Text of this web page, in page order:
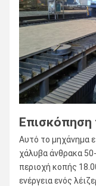
Επισκόπηση
Αυτό το μηχάνημα
χάλυβα άνθρακα
περιοχή κοπής
ενέργεια ενός